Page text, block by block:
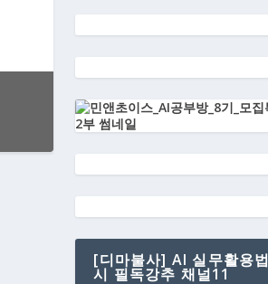
[디마불사] AI 실무활용
시 필독강추 채널11